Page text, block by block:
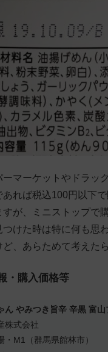
ーマーケットやドラッ
あれば税込100円以下
すが、ミニストップで
けた時は特に何も思
ど、あらためて考えた
・購入価格等
ん やみつき旨辛 辛黒 富
株式会社
・M1（群馬県館林市）